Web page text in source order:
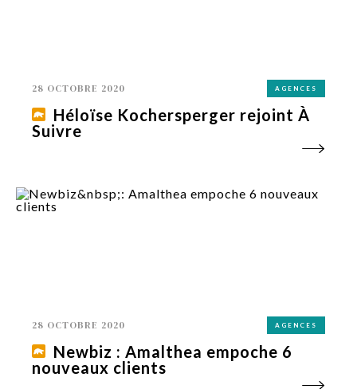
28 OCTOBRE 2020 AGENCES
Héloïse Kochersperger rejoint À
Suivre
28 OCTOBRE 2020 AGENCES
Newbiz : Amalthea empoche 6
nouveaux clients